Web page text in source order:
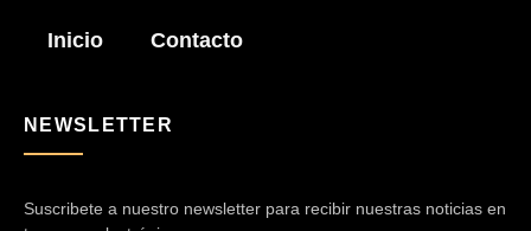
Inicio Contacto
NEWSLETTER
Suscribete a nuestro newsletter para recibir nuestras noticias en